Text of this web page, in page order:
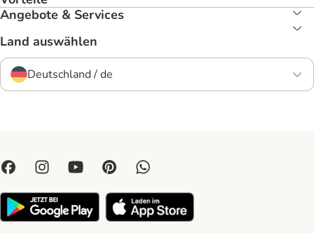
Angebote & Services
Land auswählen
Deutschland / de